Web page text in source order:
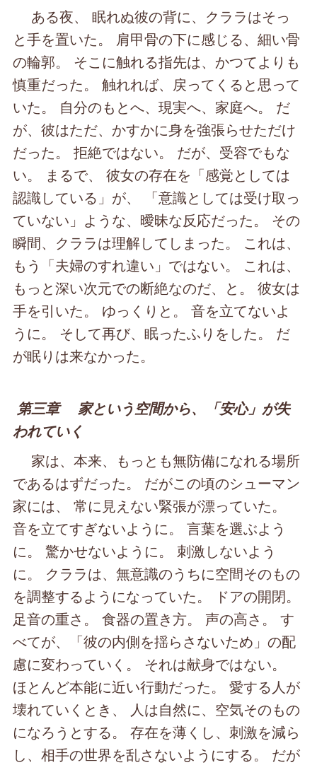
ある夜、 眠れぬ彼の背に、クララはそっ
と手を置いた。 肩甲骨の下に感じる、細い骨
の輪郭。 そこに触れる指先は、かつてよりも
慎重だった。 触れれば、戻ってくると思って
いた。 自分のもとへ、現実へ、家庭へ。 だ
が、彼はただ、かすかに身を強張らせただけ
だった。 拒絶ではない。 だが、受容でもな
い。 まるで、 彼女の存在を「感覚としては
認識している」が、 「意識としては受け取っ
ていない」ような、曖昧な反応だった。 その
瞬間、クララは理解してしまった。 これは、
もう「夫婦のすれ違い」ではない。 これは、
もっと深い次元での断絶なのだ、と。 彼女は
手を引いた。 ゆっくりと。 音を立てないよ
うに。 そして再び、眠ったふりをした。 だ
が眠りは来なかった。
第三章 家という空間から、「安心」が失
われていく
家は、本来、もっとも無防備になれる場所
であるはずだった。 だがこの頃のシューマン
家には、 常に見えない緊張が漂っていた。
音を立てすぎないように。 言葉を選ぶよう
に。 驚かせないように。 刺激しないよう
に。 クララは、無意識のうちに空間そのもの
を調整するようになっていた。 ドアの開閉。
足音の重さ。 食器の置き方。 声の高さ。 す
べてが、「彼の内側を揺らさないため」の配
慮に変わっていく。 それは献身ではない。
ほとんど本能に近い行動だった。 愛する人が
壊れていくとき、 人は自然に、空気そのもの
になろうとする。 存在を薄くし、刺激を減ら
し、相手の世界を乱さないようにする。 だが